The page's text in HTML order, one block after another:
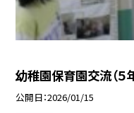
幼稚園保育園交流（５
公開日 2026/01/15